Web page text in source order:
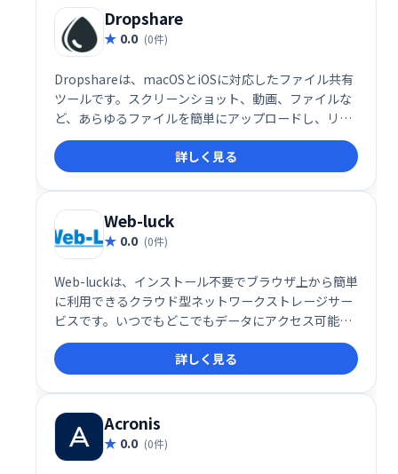
Dropshare
0.0 (0件)
Dropshareは、macOSとiOSに対応したファイル共有
ツールです。スクリーンショット、動画、ファイルな
ど、あらゆるファイルを簡単にアップロードし、リン
クで瞬時に共有できます。一般的なストレージサービ
スやセルフホストソリューションにも対応。スムーズ
なファイル共有を実現します。
詳しく見る
Web-luck
0.0 (0件)
Web-luckは、インストール不要でブラウザ上から簡単
に利用できるクラウド型ネットワークストレージサー
ビスです。いつでもどこでもデータにアクセス可能
で、場所を問わず効率的なデータ管理を実現します。
詳しく見る
Acronis
0.0 (0件)